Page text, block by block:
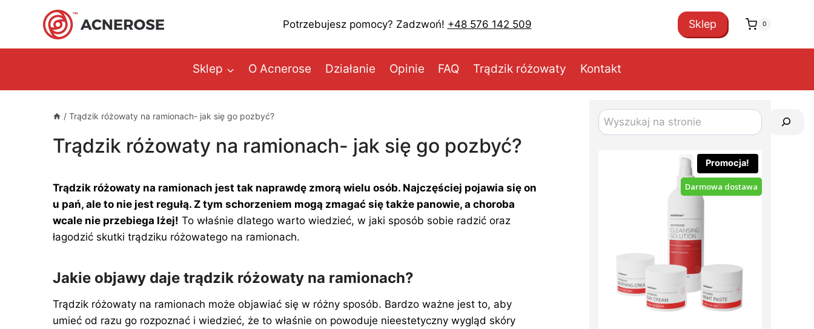
Potrzebujesz pomocy? Zadzwoń! +48 576 142 509 Sklep 0
Sklep O Acnerose Działanie Opinie FAQ Trądzik różowaty Kontakt
/ Trądzik różowaty na ramionach- jak się go pozbyć?
Trądzik różowaty na ramionach- jak się go pozbyć?
Trądzik różowaty na ramionach jest tak naprawdę zmorą wielu osób. Najczęściej pojawia się on
u pań, ale to nie jest regułą. Z tym schorzeniem mogą zmagać się także panowie, a choroba
wcale nie przebiega lżej! To właśnie dlatego warto wiedzieć, w jaki sposób sobie radzić oraz
łagodzić skutki trądziku różowatego na ramionach.
Jakie objawy daje trądzik różowaty na ramionach?
Trądzik różowaty na ramionach może objawiać się w różny sposób. Bardzo ważne jest to, aby
umieć od razu go rozpoznać i wiedzieć, że to właśnie on powoduje nieestetyczny wygląd skóry
Szukaj
Promocja!
Darmowa dostawa